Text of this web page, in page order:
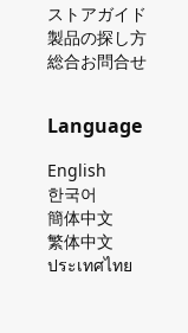
ストアガイド
製品の探し⽅
総合お問合せ
Language
English
한국어
簡体中文
繁体中文
ประเทศไทย